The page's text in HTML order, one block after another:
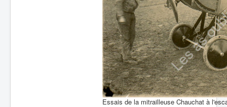
Essais de la mitrailleuse Chauchat à